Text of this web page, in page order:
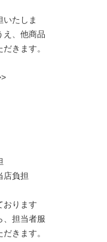
いたしま
え、他商品
きます。
店負担
おります
、担当者服
きます。